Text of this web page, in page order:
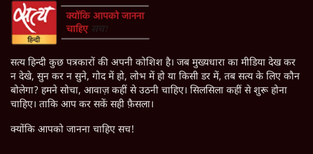
सत्य हिन्दी कुछ पत्रकारों की अपनी कोशिश है। जब मुख्यधारा का मीडिया देख कर
न देखे, सुन कर न सुने, गोद में हो, लोभ में हो या किसी डर में, तब सत्य के लिए कौन
बोलेगा? हमने सोचा, आवाज़ कहीं से उठनी चाहिए। सिलसिला कहीं से शुरू होना
चाहिए। ताकि आप कर सकें सही फ़ैसला।
क्योंकि आपको जानना चाहिए सच!